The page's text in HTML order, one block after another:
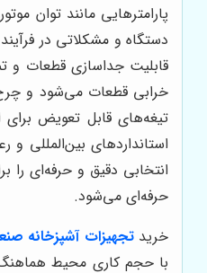
پارامترهایی مانند توان
دستگاه و مشکلاتی در
قابلیت جداسازی قطعات و
خرابی قطعات می‌شود و
تیغه‌های قابل تعویض برای
استانداردهای بین‌المللی
انتخابی دقیق و حرفه‌ای
حرفه‌ای می‌شود.
خریدتجهیزات آشپزخانه
با حجم کاری محیط